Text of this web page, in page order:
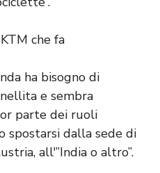
ha bisogno di
e sembra
parte dei ruoli
spostarsi dalla sede di
all'”India o altro”.